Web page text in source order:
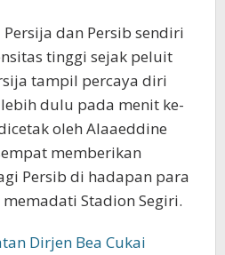
dan Persib sendiri
tinggi sejak peluit
tampil percaya diri
dulu pada menit ke-
oleh Alaaeddine
memberikan
Persib di hadapan para
Stadion Segiri.
Dirjen Bea Cukai